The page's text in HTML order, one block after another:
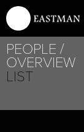
PEOPLE
OVERVIEW
LIST